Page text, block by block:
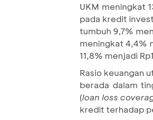
UKM meningkat
pada kredit
tumbuh 9,7%
meningkat 4,4%
11,8% menjadi
Rasio keuangan
berada dalam
(loan loss
kredit terhadap